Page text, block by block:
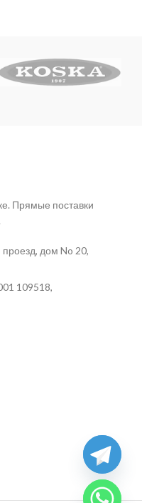
Прямые поставки
проезд, дом No 20,
109518,